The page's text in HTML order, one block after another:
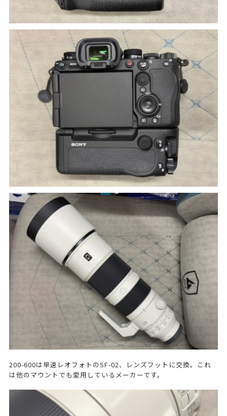
200-600は早速レオフォトのSF-02、レンズフットに交換。これ
は他のマウントでも愛用しているメーカーです。